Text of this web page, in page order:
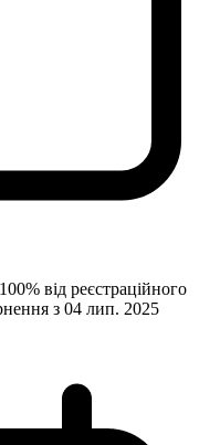
100% від реєстраційного
з 04 лип. 2025